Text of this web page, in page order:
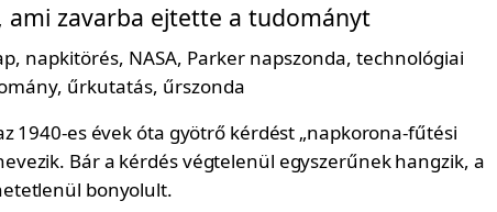
ami zavarba ejtette a tudományt
1940-es évek óta gyötrő kérdést „napkorona-fűtési
Bár a kérdés végtelenül egyszerűnek hangzik, a
bonyolult.